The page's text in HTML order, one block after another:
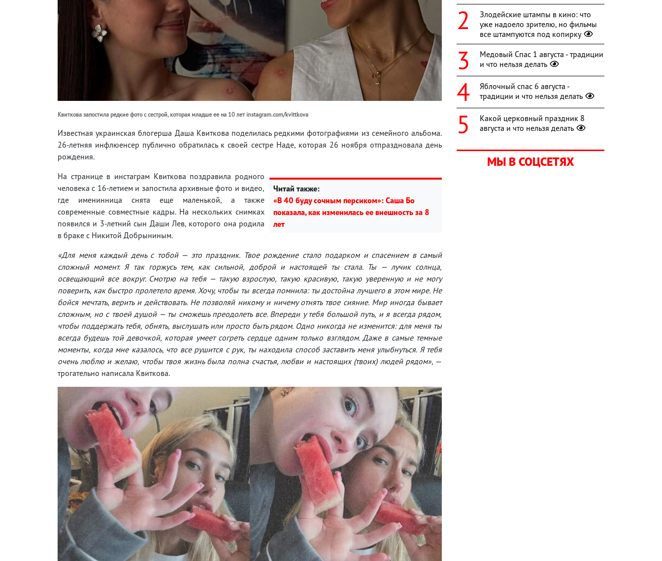
Квиткова запостила редкие фото с сестрой, которая младше ее на 10 лет instagram.com/kvittkova
Известная украинская блогерша Даша Квиткова поделилась редкими фотографиями из семейного альбома.
26-летняя инфлюенсер публично обратилась к своей сестре Наде, которая 26 ноября отпраздновала день
рождения.
Читай также:
«В 40 буду сочным персиком»: Саша Бо
показала, как изменилась ее внешность за 8
лет
На странице в инстаграм Квиткова поздравила родного
человека с 16-летием и запостила архивные фото и видео,
где именинница снята еще маленькой, а также
современные совместные кадры. На нескольких снимках
появился и 3-летний сын Даши Лев, которого она родила
в браке с Никитой Добрыниным.
«Для меня каждый день с тобой — это праздник. Твое рождение стало подарком и спасением в самый
сложный момент. Я так горжусь тем, как сильной, доброй и настоящей ты стала. Ты — лучик солнца,
освещающий все вокруг. Смотрю на тебя — такую ​​взрослую, такую ​​красивую, такую ​​уверенную и не могу
поверить, как быстро пролетело время. Хочу, чтобы ты всегда помнила: ты достойна лучшего в этом мире. Не
бойся мечтать, верить и действовать. Не позволяй никому и ничему отнять твое сияние. Мир иногда бывает
сложным, но с твоей душой — ты сможешь преодолеть все. Впереди у тебя большой путь, и я всегда рядом,
чтобы поддержать тебя, обнять, выслушать или просто быть рядом. Одно никогда не изменится: для меня ты
всегда будешь той девочкой, которая умеет согреть сердце одним только взглядом. Даже в самые темные
моменты, когда мне казалось, что все рушится с рук, ты находила способ заставить меня улыбнуться. Я тебя
очень люблю и желаю, чтобы твоя жизнь была полна счастья, любви и настоящих (твоих) людей рядом», —
трогательно написала Квиткова.
Злодейские штампы в кино: что
уже надоело зрителю, но фильмы
все штампуются под копирку
Медовый Спас 1 августа - традиции
и что нельзя делать
Яблочный спас 6 августа -
традиции и что нельзя делать
Какой церковный праздник 8
августа и что нельзя делать
МЫ В СОЦСЕТЯХ